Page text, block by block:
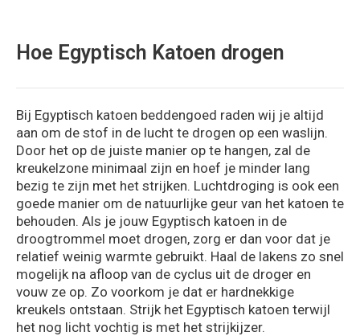
Hoe Egyptisch Katoen drogen
Bij Egyptisch katoen beddengoed raden wij je altijd
aan om de stof in de lucht te drogen op een waslijn.
Door het op de juiste manier op te hangen, zal de
kreukelzone minimaal zijn en hoef je minder lang
bezig te zijn met het strijken. Luchtdroging is ook een
goede manier om de natuurlijke geur van het katoen te
behouden. Als je jouw Egyptisch katoen in de
droogtrommel moet drogen, zorg er dan voor dat je
relatief weinig warmte gebruikt. Haal de lakens zo snel
mogelijk na afloop van de cyclus uit de droger en
vouw ze op. Zo voorkom je dat er hardnekkige
kreukels ontstaan. Strijk het Egyptisch katoen terwijl
het nog licht vochtig is met het strijkijzer.